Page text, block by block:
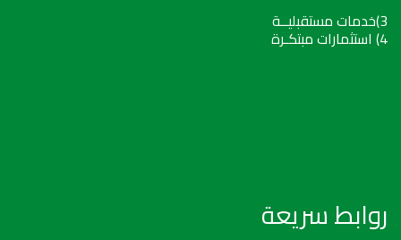
3)خدمات مستقبليــة
4) استثمارات مبتكـرة
روابط سريعة